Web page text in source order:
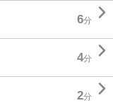
6分 
4分 
2分 